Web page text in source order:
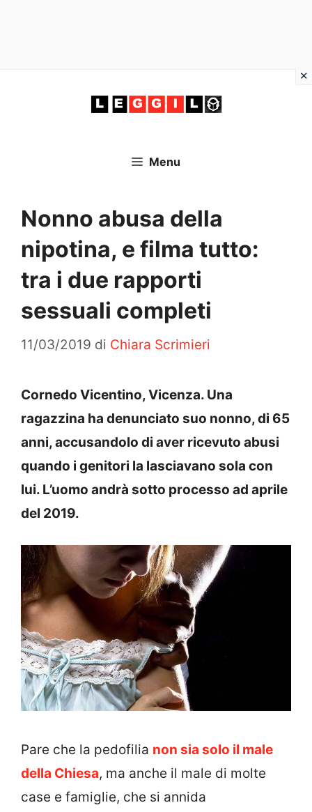
Menu
Nonno abusa della
nipotina, e filma tutto:
tra i due rapporti
sessuali completi
11/03/2019 di Chiara Scrimieri
Cornedo Vicentino,Vicenza. Una
ragazzina ha denunciato suo nonno, di 65
anni, accusandolo di aver ricevuto abusi
quando i genitori la lasciavano sola con
lui. L’uomo andrà sotto processo ad aprile
del 2019.
Pare che la pedofilia non sia solo il male
della Chiesa, ma anche il male di molte
case e famiglie, che si annida